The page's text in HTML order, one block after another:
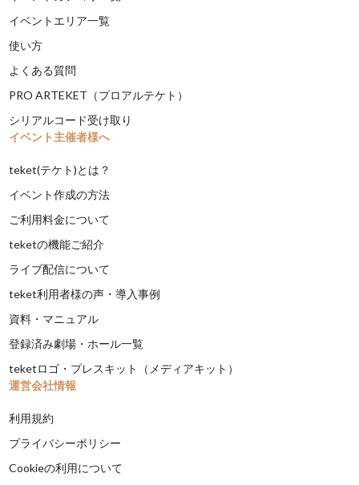
イベントエリア一覧
使い方
よくある質問
PRO ARTEKET（プロアルテケト）
シリアルコード受け取り
イベント主催者様へ
teket(テケト)とは？
イベント作成の方法
ご利用料金について
teketの機能ご紹介
ライブ配信について
teket利用者様の声・導入事例
資料・マニュアル
登録済み劇場・ホール一覧
teketロゴ・プレスキット（メディアキット）
運営会社情報
利用規約
プライバシーポリシー
Cookieの利用について